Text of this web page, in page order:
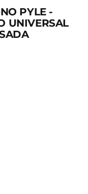
PYLE -
UNIVERSAL